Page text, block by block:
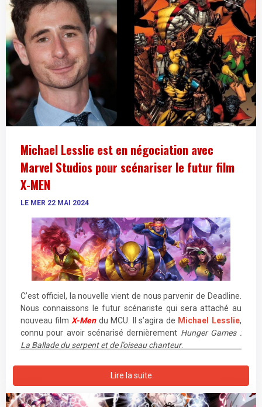
Michael Lesslie est en négociation avec
Marvel Studios pour scénariser le futur film
X-MEN
LE MER 22 MAI 2024
C’est officiel, la nouvelle vient de nous parvenir de Deadline.
Nous connaissons le futur scénariste qui sera attaché au
nouveau film X-Mendu MCU. Il s’agira de Michael Lesslie,
connu pour avoir scénarisé dernièrement Hunger Games :
La Ballade du serpent et de l’oiseau chanteur.
En décembre dernier, c’est Daniel Richtman qui nous a
dévoilé quelques rumeurs sur l’avenir des
MCU. Selon lui, Marvel Studios souhaiterait se concentrer
sur des personnages féminins comme membres des X-
Lire la suite